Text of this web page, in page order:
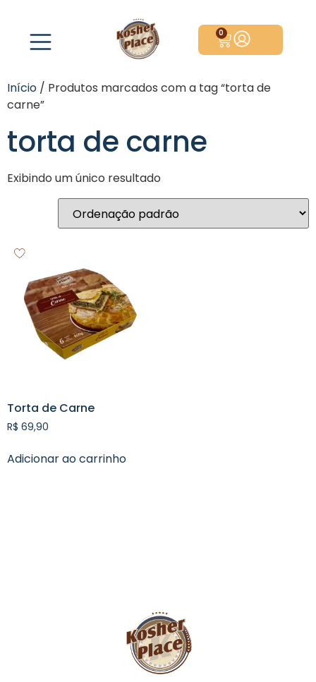
0
Início / Produtos marcados com a tag “torta de
carne”
torta de carne
Exibindo um único resultado
Torta de Carne
R$ 69,90
Adicionar ao carrinho